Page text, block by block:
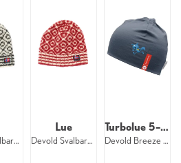
Devold Svalbard Wool Beanie 58 020
Lue
Devold Svalbard Wool Beanie 58 207
Turbolue 5–10 år
Devold Breeze Merino Beanie Kid 54 287 D